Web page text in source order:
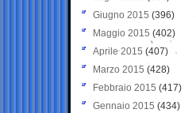
Giugno 2015 (396)
Maggio 2015 (402)
Aprile 2015 (407)
Marzo 2015 (428)
Febbraio 2015 (417)
Gennaio 2015 (434)